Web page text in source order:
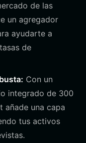
de las
un agregador
ayudarte a
de
Con un
integrado de 300
añade una capa
tus activos